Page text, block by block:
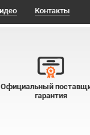
Контакты
Официальный
гарантия